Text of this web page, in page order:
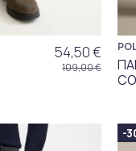
54,50 €
109,00 €
-